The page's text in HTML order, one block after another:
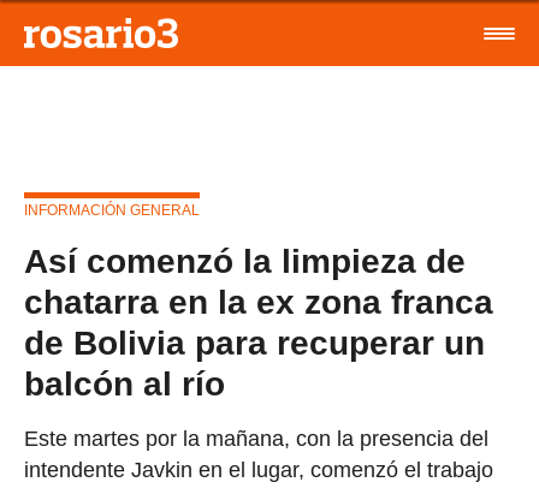
INFORMACIÓN GENERAL
Así comenzó la limpieza de
chatarra en la ex zona franca
de Bolivia para recuperar un
balcón al río
Este martes por la mañana, con la presencia del
intendente Javkin en el lugar, comenzó el trabajo